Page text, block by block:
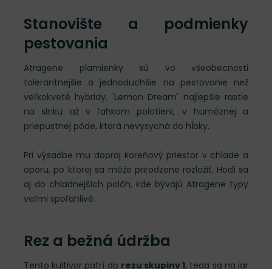
Stanovište a podmienky
pestovania
Atragene plamienky sú vo všeobecnosti
tolerantnejšie a jednoduchšie na pestovanie než
veľkokveté hybridy. 'Lemon Dream' najlepšie rastie
na slnku až v ľahkom polotieni, v humóznej a
priepustnej pôde, ktorá nevysychá do hĺbky.
Pri výsadbe mu dopraj koreňový priestor v chlade a
oporu, po ktorej sa môže prirodzene rozložiť. Hodí sa
aj do chladnejších polôh, kde bývajú Atragene typy
veľmi spoľahlivé.
Rez a bežná údržba
Tento kultivar patrí do rezu skupiny 1, teda sa na jar